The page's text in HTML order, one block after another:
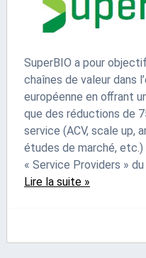
SuperBIO a pour
chaînes de valeur dans
européenne en offrant
que des réductions de
service (ACV, scale up,
études de marché,
« Service Providers »
Lire la suite »